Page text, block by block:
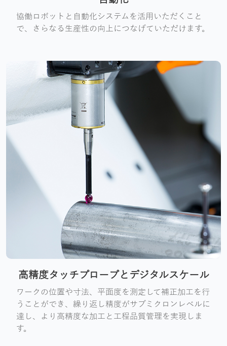
協働ロボットと自動化システムを活用いただくこと
で、さらなる生産性の向上につなげていただけます。
高精度タッチプローブとデジタルスケール
ワークの位置や寸法、平面度を測定して補正加工を行
うことができ、繰り返し精度がサブミクロンレベルに
達し、より高精度な加工と工程品質管理を実現しま
す。